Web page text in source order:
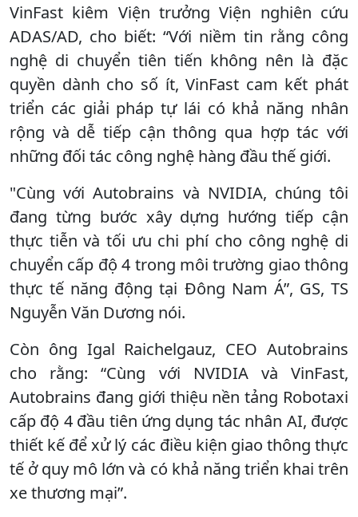
VinFast kiêm Viện trưởng Viện nghiên cứu
ADAS/AD, cho biết: “Với niềm tin rằng công
nghệ di chuyển tiên tiến không nên là đặc
quyền dành cho số ít, VinFast cam kết phát
triển các giải pháp tự lái có khả năng nhân
rộng và dễ tiếp cận thông qua hợp tác với
những đối tác công nghệ hàng đầu thế giới.
"Cùng với Autobrains và NVIDIA, chúng tôi
đang từng bước xây dựng hướng tiếp cận
thực tiễn và tối ưu chi phí cho công nghệ di
chuyển cấp độ 4 trong môi trường giao thông
thực tế năng động tại Đông Nam Á”, GS, TS
Nguyễn Văn Dương nói.
Còn ông Igal Raichelgauz, CEO Autobrains
cho rằng: “Cùng với NVIDIA và VinFast,
Autobrains đang giới thiệu nền tảng Robotaxi
cấp độ 4 đầu tiên ứng dụng tác nhân AI, được
thiết kế để xử lý các điều kiện giao thông thực
tế ở quy mô lớn và có khả năng triển khai trên
xe thương mại”.